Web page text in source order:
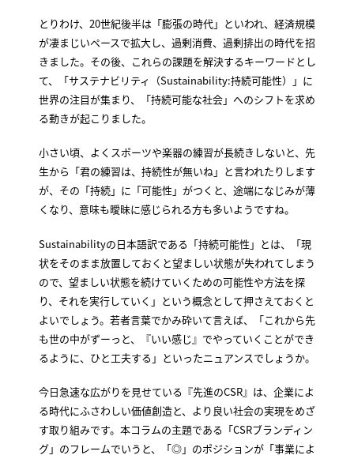
とりわけ、20世紀後半は「膨張の時代」といわれ、経済規模
が凄まじいペースで拡大し、過剰消費、過剰排出の時代を招
きました。その後、これらの課題を解決するキーワードとし
て、「サステナビリティ（Sustainability:持続可能性）」に
世界の注目が集まり、「持続可能な社会」へのシフトを求め
る動きが起こりました。
小さい頃、よくスポーツや楽器の練習が長続きしないと、先
生から「君の練習は、持続性が無いね」と言われたりします
が、その「持続」に「可能性」がつくと、途端になじみが薄
くなり、意味も曖昧に感じられる方も多いようですね。
Sustainabilityの日本語訳である「持続可能性」とは、「現
状をそのまま放置しておくと望ましい状態が失われてしまう
ので、望ましい状態を続けていくための可能性や方法を探
り、それを実行していく」という概念として押さえておくと
よいでしょう。若者言葉でかみ砕いて言えば、「これから先
も世の中がずーっと、『いい感じ』でやっていくことができ
るように、ひと工夫する」といったニュアンスでしょうか。
今日急速な広がりを見せている『先進のCSR』は、企業によ
る時代にふさわしい価値創造と、より良い社会の実現をめざ
す取り組みです。本コラムの主題である「CSRブランディン
グ」のフレームでいうと、「◎」のポジションが「事業によ